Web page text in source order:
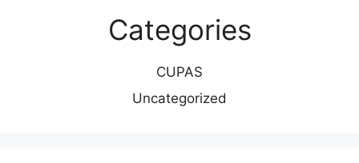
Categories
CUPAS
Uncategorized